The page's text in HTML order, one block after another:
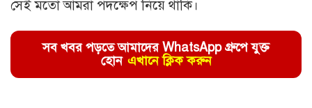
সেই মতো আমরা পদক্ষেপ নিয়ে থাকি।
সব খবর পড়তে আমাদের WhatsApp গ্রুপে যুক্ত
হোন এখানে ক্লিক করুন